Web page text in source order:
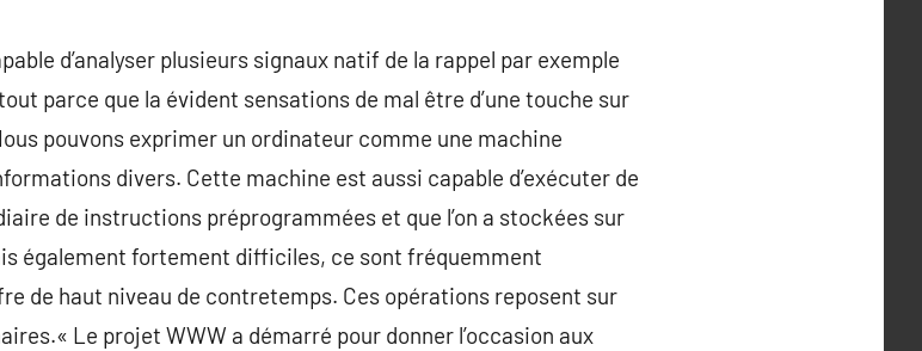
d’analyser plusieurs signaux natif de la rappel par exemple
parce que la évident sensations de mal être d’une touche sur
pouvons exprimer un ordinateur comme une machine
divers. Cette machine est aussi capable d’exécuter de
de instructions préprogrammées et que l’on a stockées sur
également fortement difficiles, ce sont fréquemment
de haut niveau de contretemps. Ces opérations reposent sur
Le projet WWW a démarré pour donner l’occasion aux